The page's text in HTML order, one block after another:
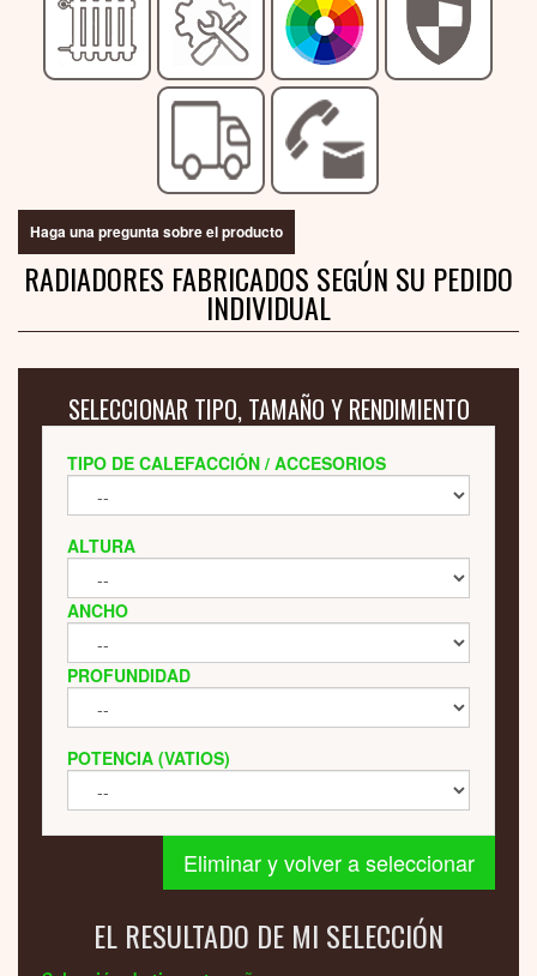
Haga una pregunta sobre el producto
RADIADORES FABRICADOS SEGÚN SU PEDIDO
INDIVIDUAL
SELECCIONAR TIPO, TAMAÑO Y RENDIMIENTO
TIPO DE CALEFACCIÓN / ACCESORIOS
ALTURA
ANCHO
PROFUNDIDAD
POTENCIA (VATIOS)
Eliminar y volver a seleccionar
EL RESULTADO DE MI SELECCIÓN